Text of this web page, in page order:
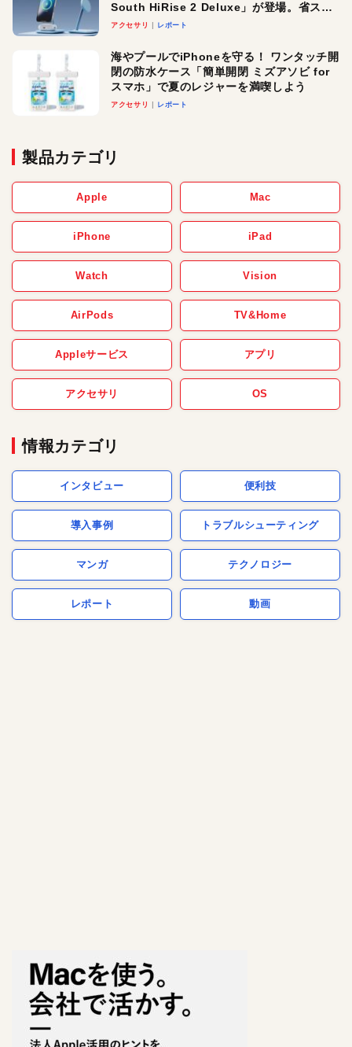
South HiRise 2 Deluxe」が登場。省スペ
ースでおしゃれに充電したい人にオスス
アクセサリ レポート
海やプールでiPhoneを守る！ ワンタッチ開
閉の防水ケース「簡単開閉 ミズアソビ for
スマホ」で夏のレジャーを満喫しよう
アクセサリ レポート
製品カテゴリ
Apple Mac
iPhone iPad
Watch Vision
AirPods TV&Home
Appleサービス アプリ
アクセサリ OS
情報カテゴリ
インタビュー 便利技
導入事例 トラブルシューティング
マンガ テクノロジー
レポート 動画